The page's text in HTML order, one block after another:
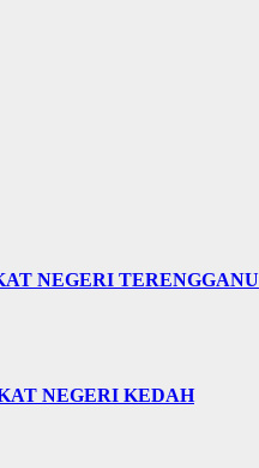
NEGERI TERENGGANU
NEGERI KEDAH